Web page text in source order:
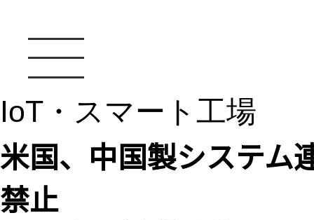
IoT・スマート工場
米国、中国製システム
禁止